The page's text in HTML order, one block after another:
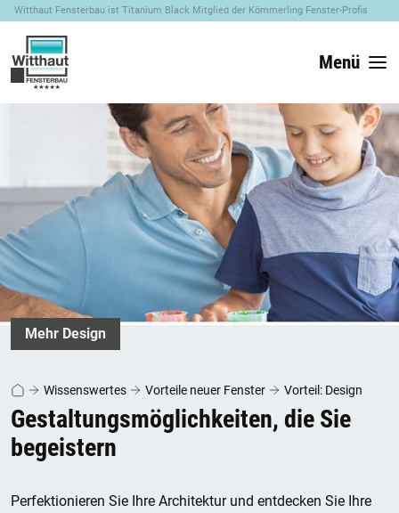
Witthaut Fensterbau ist Titanium Black Mitglied der Kömmerling Fenster-Profis
Menü
Mehr Design
Wissenswertes Vorteile neuer Fenster Vorteil: Design
Gestaltungsmöglichkeiten, die Sie
begeistern
Perfektionieren Sie Ihre Architektur und entdecken Sie Ihre